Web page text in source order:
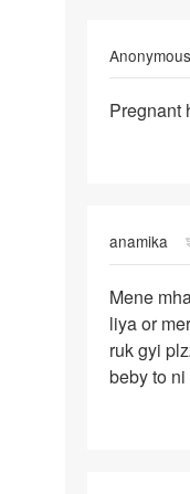
Anonymous
Pregnant
Pregnant
anamika
Mene
mhamari
ate
time
Mene
liya or
ruk gyi
beby to